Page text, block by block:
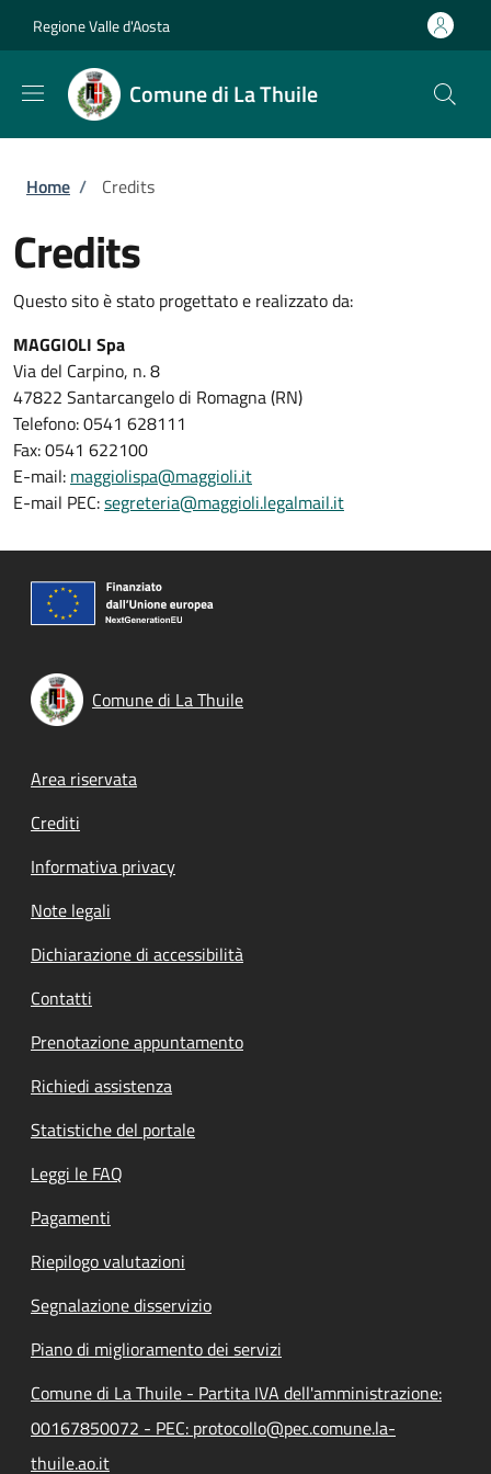
Regione Valle d'Aosta
Comune di La Thuile
Briciole di pane
Home / Credits
Credits
Questo sito è stato progettato e realizzato da:
MAGGIOLI Spa
Via del Carpino, n. 8
47822 Santarcangelo di Romagna (RN)
Telefono: 0541 628111
Fax: 0541 622100
E-mail: maggiolispa@maggioli.it
E-mail PEC:segreteria@maggioli.legalmail.it
Comune di La Thuile
Footer menu
Area riservata
Crediti
Informativa privacy
Note legali
Dichiarazione di accessibilità
Contatti
Prenotazione appuntamento
Richiedi assistenza
Statistiche del portale
Leggi le FAQ
Pagamenti
Riepilogo valutazioni
Segnalazione disservizio
Piano di miglioramento dei servizi
Comune di La Thuile - Partita IVA dell'amministrazione:
00167850072 - PEC: protocollo@pec.comune.la-
thuile.ao.it